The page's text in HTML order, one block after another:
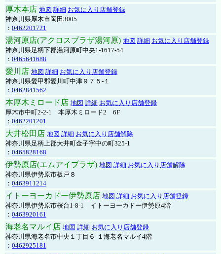
厚木本店 地図 詳細 お気に入り店舗登録
神奈川県厚木市岡田3005
： 0462201721
湯河原店(アクロスプラザ湯河原) 地図 詳細 お気に入り店舗登録
神奈川県足柄下郡湯河原町中央1-1617-54
： 0465641688
愛川店 地図 詳細 お気に入り店舗登録
神奈川県愛甲郡愛川町中津９７５-１
： 0462841562
本厚木ミロード店 地図 詳細 お気に入り店舗登録
厚木市中町2-2-1 本厚木ミロード2 6F
： 0462201201
大井松田店 地図 詳細 お気に入り店舗解除
神奈川県足柄上郡大井町金子字中の町325-1
： 0465828168
伊勢原店(エムアイプラザ) 地図 詳細 お気に入り店舗解除
神奈川県伊勢原市板戸８
： 0463911214
イトーヨーカドー伊勢原店 地図 詳細 お気に入り店舗登録
神奈川県伊勢原市桜台1-8-1 イトーヨーカドー伊勢原4階
： 0463920161
海老名マルイ店 地図 詳細 お気に入り店舗登録
神奈川県海老名市中央１丁目６-１海老名マルイ4階
： 0462925181